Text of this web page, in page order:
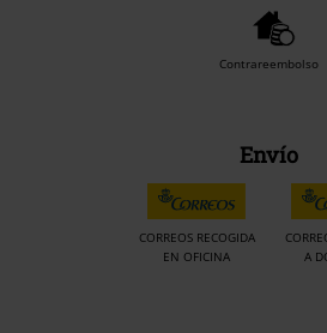
Contrareembolso
Envío
CORREOS RECOGIDA
EN OFICINA
A